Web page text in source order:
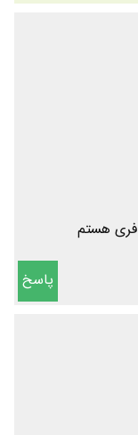
هستم
پاسخ